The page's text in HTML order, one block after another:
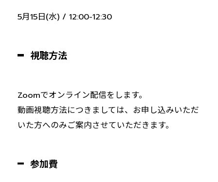
5月15日(水) / 12:00-12:30
視聴方法
Zoomでオンライン配信をします。
動画視聴方法につきましては、お申し込みいただ
いた方へのみご案内させていただきます。
参加費